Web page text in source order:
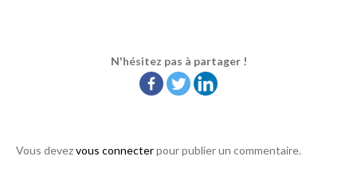
N'hésitez pas à partager !
Vous devezvous connecterpour publier un commentaire.